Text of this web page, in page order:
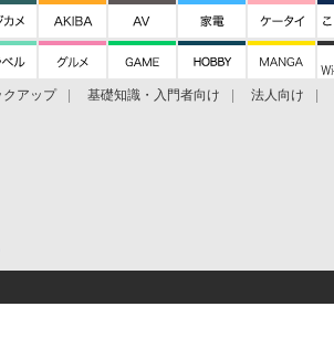
クアップ 基礎知識・入門者向け 法人向け